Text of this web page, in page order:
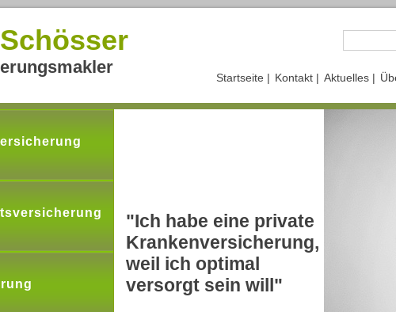
Aktuelles |
Kontakt |
Startseite |
"Ich habe eine private
Krankenversicherung,
weil ich optimal
versorgt sein will"